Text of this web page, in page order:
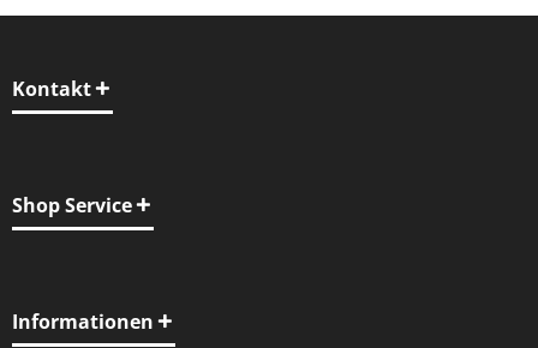
Kontakt
Shop Service
Informationen